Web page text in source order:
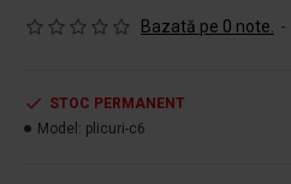
Bazată pe 0 note. -
STOC PERMANENT
Model: plicuri-c6